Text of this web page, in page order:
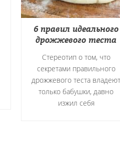
6 правил идеального
дрожжевого теста
Стереотип о том, что
секретами правильного
дрожжевого теста владеют
только бабушки, давно
изжил себя